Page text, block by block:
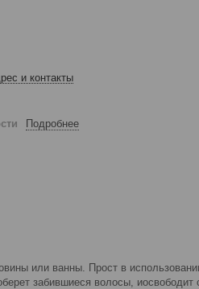
и контакты
Подробнее
или ванны. Прост в
забившиеся волосы, иосвободит